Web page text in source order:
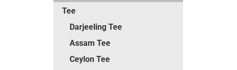
Tee
Darjeeling Tee
Assam Tee
Ceylon Tee